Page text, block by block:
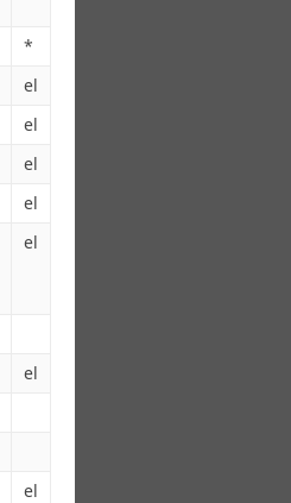
*
el
el
el
el
el
el
el